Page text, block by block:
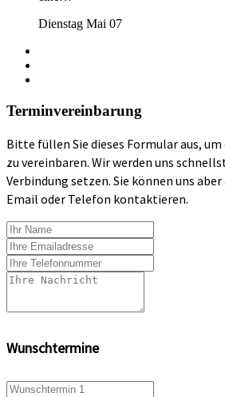
Dienstag Mai 07
Terminvereinbarung
Bitte füllen Sie dieses Formular aus,
zu vereinbaren. Wir werden uns
Verbindung setzen. Sie können uns
Email oder Telefon kontaktieren.
Wunschtermine